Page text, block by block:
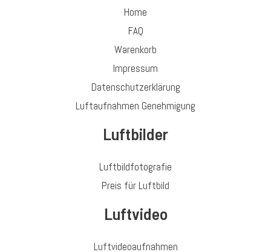
Home
FAQ
Warenkorb
Impressum
Datenschutzerklärung
Luftaufnahmen Genehmigung
Luftbilder
Luftbildfotografie
Preis für Luftbild
Luftvideo
Luftvideoaufnahmen